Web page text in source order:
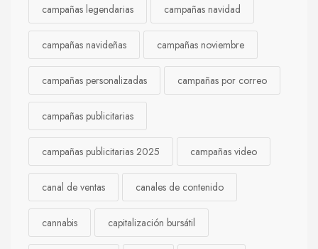
campañas legendarias campañas navidad
campañas navideñas campañas noviembre
campañas personalizadas campañas por correo
campañas publicitarias
campañas publicitarias 2025 campañas video
canal de ventas canales de contenido
cannabis capitalización bursátil